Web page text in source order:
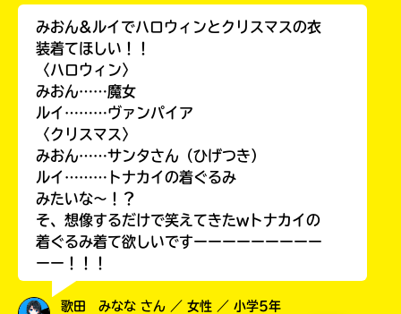
みおん&ルイでハロウィンとクリスマスの衣
装着てほしい！！
〈ハロウィン〉
みおん……魔女
ルイ………ヴァンパイア
〈クリスマス〉
みおん……サンタさん（ひげつき）
ルイ………トナカイの着ぐるみ
みたいな〜！？
そ、想像するだけで笑えてきたwトナカイの
着ぐるみ着て欲しいですーーーーーーーーー
ーー！！！
歌田 みなな さん ／ 女性 ／ 小学5年